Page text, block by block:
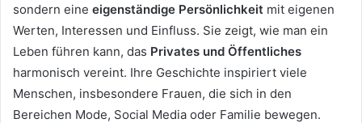
sondern eine eigenständige Persönlichkeit mit eigenen
Werten, Interessen und Einfluss. Sie zeigt, wie man ein
Leben führen kann, das Privates und Öffentliches
harmonisch vereint. Ihre Geschichte inspiriert viele
Menschen, insbesondere Frauen, die sich in den
Bereichen Mode, Social Media oder Familie bewegen.